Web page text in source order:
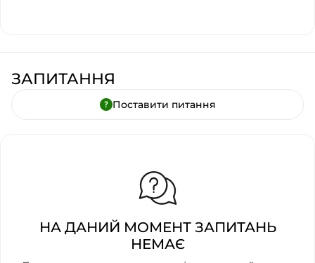
ЗАПИТАННЯ
Поставити питання
НА ДАНИЙ МОМЕНТ ЗАПИТАНЬ
НЕМАЄ